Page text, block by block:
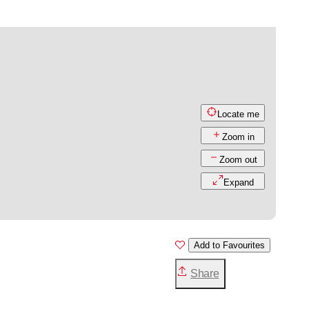
Locate me
Zoom in
Zoom out
Expand
Add to Favourites
Share